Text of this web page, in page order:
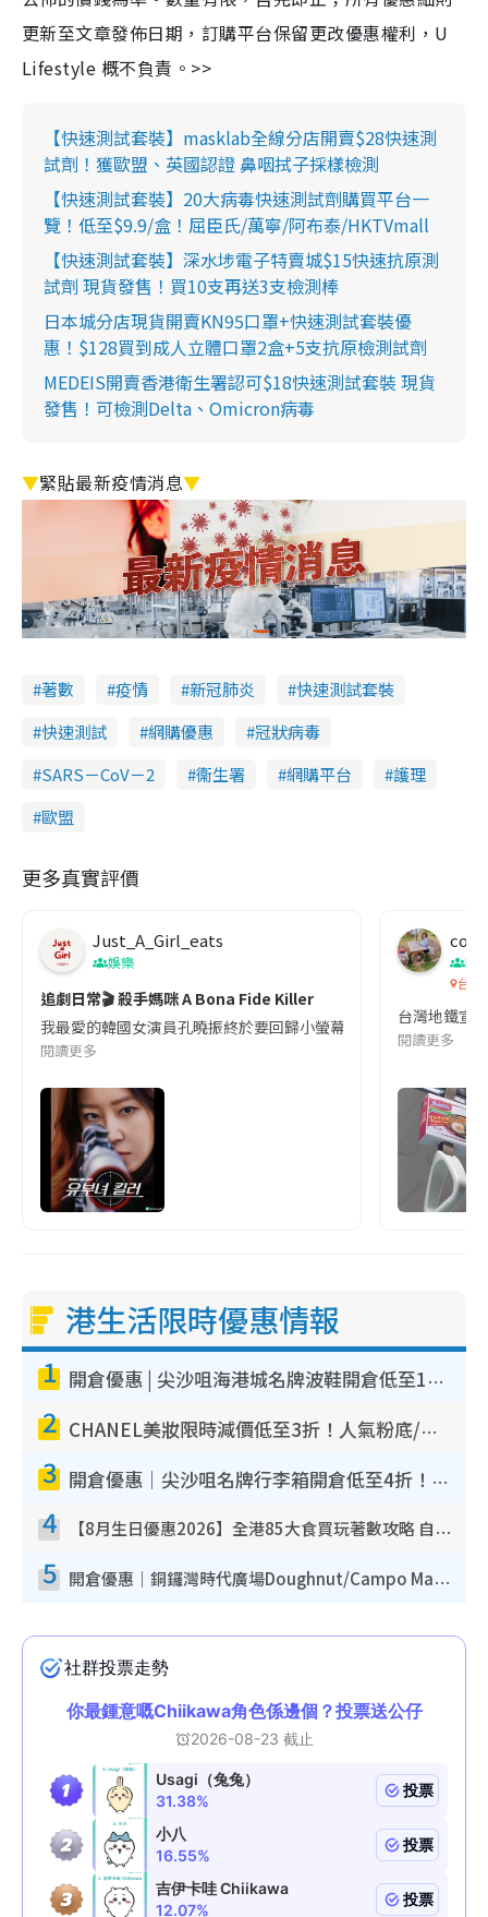
更新至文章發佈日期，訂購平台保留更改優惠權利，U
Lifestyle 概不負責。>>
【快速測試套裝】masklab全線分店開賣$28快速測
試劑！獲歐盟、英國認證 鼻咽拭子採樣檢測
【快速測試套裝】20大病毒快速測試劑購買平台一
覽！低至$9.9/盒！屈臣氏/萬寧/阿布泰/HKTVmall
【快速測試套裝】深水埗電子特賣城$15快速抗原測
試劑 現貨發售！買10支再送3支檢測棒
日本城分店現貨開賣KN95口罩+快速測試套裝優
惠！$128買到成人立體口罩2盒+5支抗原檢測試劑
MEDEIS開賣香港衛生署認可$18快速測試套裝 現貨
發售！可檢測Delta、Omicron病毒
▼緊貼最新疫情消息▼
著數 疫情 新冠肺炎
快速測試套裝
快速測試
網購優惠
冠狀病毒
SARS－CoV－2
衞生署 網購平台
護理
歐盟
更多真實評價
Just_A_Girl_eats
娛樂
追劇日常🎬 殺手媽咪 A Bona Fide Killer
我最愛的韓國女演員孔曉振終於要回歸小螢幕啦!這次的劇本改編
閱讀更多
co
吹
台灣
台灣地鐵宣
閱讀更多
港生活限時優惠情報
1 開倉優惠 | 尖沙咀海港城名牌波鞋開倉低至1折！On鞋$899起／Joy&Peace鞋履$98起
2 CHANEL美妝限時減價低至3折！人氣粉底/唇膏/精華液低至$275！COCO香水都有平
3 開倉優惠｜尖沙咀名牌行李箱開倉低至4折！一連5日 American Tourister/ace./Hallmark $200起！
4 【8月生日優惠2026】全港85大食買玩著數攻略 自助餐/火鍋放題同行免費＋誠品/DONKI送現金券
5 開倉優惠｜銅鑼灣時代廣場Doughnut/Campo Marzio開倉低至1折！背囊、書包、手袋劈價$200起